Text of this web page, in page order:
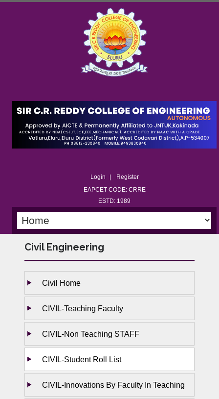
Login
Register
EAPCET CODE: CRRE
ESTD: 1989
Civil Engineering
Civil Home
CIVIL-Teaching Faculty
CIVIL-Non Teaching STAFF
CIVIL-Student Roll List
CIVIL-Innovations By Faculty In Teaching